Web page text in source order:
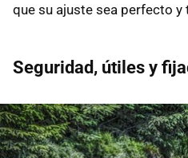
que su ajuste sea perfecto y
Seguridad, útiles y